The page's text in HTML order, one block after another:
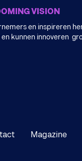
VISION
en inspireren
kunnen innoveren
Magazine